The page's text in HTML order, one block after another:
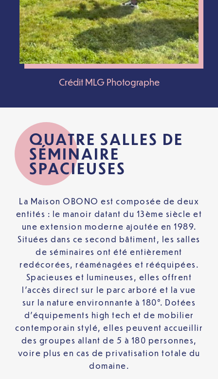
Crédit MLG Photographe
QUATRE SALLES DE
SÉMINAIRE
SPACIEUSES
La Maison OBONO est composée de deux
entités : le manoir datant du 13ème siècle et
une extension moderne ajoutée en 1989.
Situées dans ce second bâtiment, les salles
de séminaires ont été entièrement
redécorées, réaménagées et rééquipées.
Spacieuses et lumineuses, elles offrent
l’accès direct sur le parc arboré et la vue
sur la nature environnante à 180°. Dotées
d’équipements high tech et de mobilier
contemporain stylé, elles peuvent accueillir
des groupes allant de 5 à 180 personnes,
voire plus en cas de privatisation totale du
domaine.